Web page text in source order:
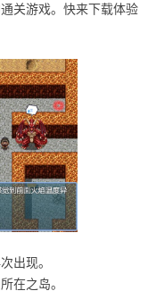
关游戏。快来下载体验
出现。
在之岛。